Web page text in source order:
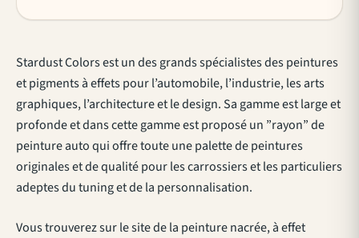
Stardust Colors est un des grands spécialistes des peintures
et pigments à effets pour l’automobile, l’industrie, les arts
graphiques, l’architecture et le design. Sa gamme est large et
profonde et dans cette gamme est proposé un ”rayon” de
peinture auto qui offre toute une palette de peintures
originales et de qualité pour les carrossiers et les particuliers
adeptes du tuning et de la personnalisation.
Vous trouverez sur le site de la peinture nacrée, à effet